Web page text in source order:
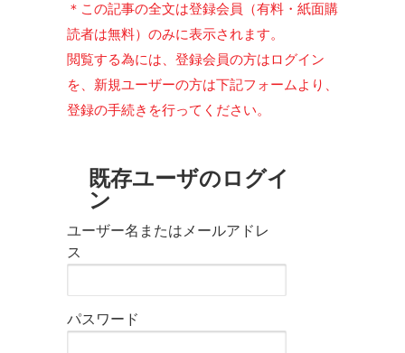
＊この記事の全文は登録会員（有料・紙面購
読者は無料）のみに表示されます。
閲覧する為には、登録会員の方はログイン
を、新規ユーザーの方は下記フォームより、
登録の手続きを行ってください。
既存ユーザのログイ
ン
ユーザー名またはメールアドレ
ス
パスワード